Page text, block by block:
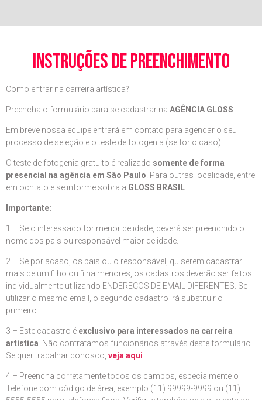
instruções de preenchimento
Como entrar na carreira artística?
Preencha o formulário para se cadastrar na AGÊNCIA GLOSS
Em breve nossa equipe entrará em contato para agendar o seu
processo de seleção e o teste de fotogenia (se for o caso).
O teste de fotogenia gratuito é realizado somente de forma
presencial na agência em São Paulo . Para outras localidade, entre
em ocntato e se informe sobra a GLOSS BRASIL
Importante:
1 – Se o interessado for menor de idade, deverá ser preenchido o
nome dos pais ou responsável maior de idade.
2 – Se por acaso, os pais ou o responsável, quiserem cadastrar
mais de um filho ou filha menores, os cadastros deverão ser feitos
individualmente utilizando ENDEREÇOS DE EMAIL DIFERENTES. Se
utilizar o mesmo email, o segundo cadastro irá substituir o
primeiro.
3 – Este cadastro é exclusivo para interessados na carreira
artística . Não contratamos funcionários através deste formulário.
Se quer trabalhar conosco, veja aqui
4 – Preencha corretamente todos os campos, especialmente o
Telefone com código de área, exemplo (11) 99999-9999 ou (11)